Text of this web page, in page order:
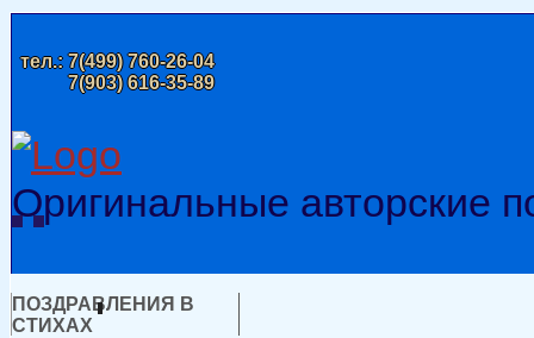
тел.:7(499) 760-26-04
7(903) 616-35-89
Оригинальные авторские
ПОЗДРАВЛЕНИЯ В
СТИХАХ